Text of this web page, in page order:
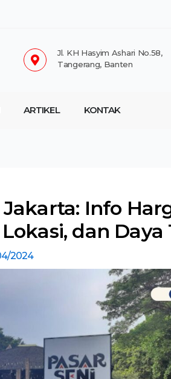
Jl. KH Hasyim Ashari No.58,
Tangerang, Banten
ARTIKEL KONTAK
Info
dan Daya
2024